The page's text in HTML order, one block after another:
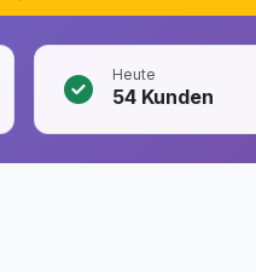
Heute
54 Kunden